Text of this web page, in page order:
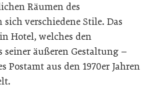
Räumen des
sich verschiedene Stile. Das
Hotel, welches den
seiner äußeren Gestaltung –
Postamt aus den 1970er Jahren